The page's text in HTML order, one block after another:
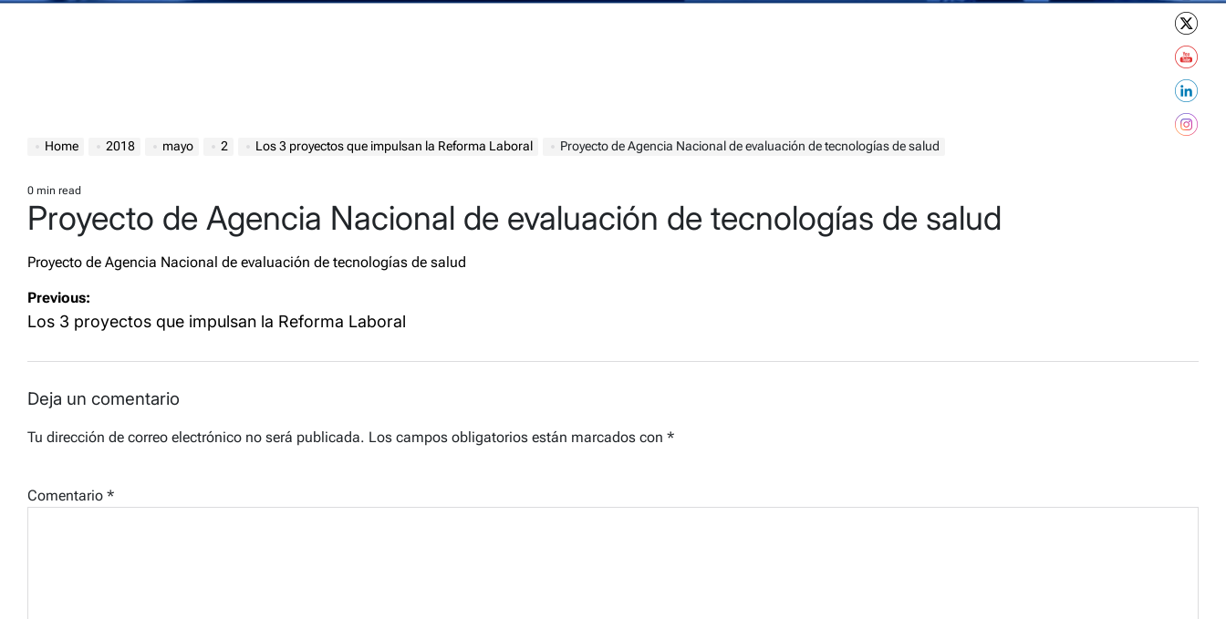
Home 2018 mayo 2 Los 3 proyectos que impulsan la Reforma Laboral Proyecto de Agencia Nacional de evaluación de tecnologías de salud
Estimated
read
time
0 min read
Proyecto de Agencia Nacional de evaluación de tecnologías de salud
Proyecto de Agencia Nacional de evaluación de tecnologías de salud
Navegación
de
Previous:
Los 3 proyectos que impulsan la Reforma Laboral
Deja un comentario
Tu dirección de correo electrónico no será publicada. Los campos obligatorios están marcados con *
Comentario *